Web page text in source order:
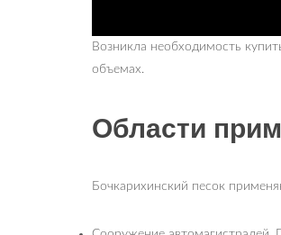
Возникла необходимость
объемах.
Области
Бочкарихинский песок